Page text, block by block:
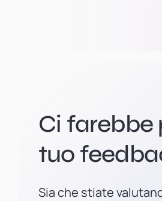
Ci farebbe
tuo
Sia che stiate